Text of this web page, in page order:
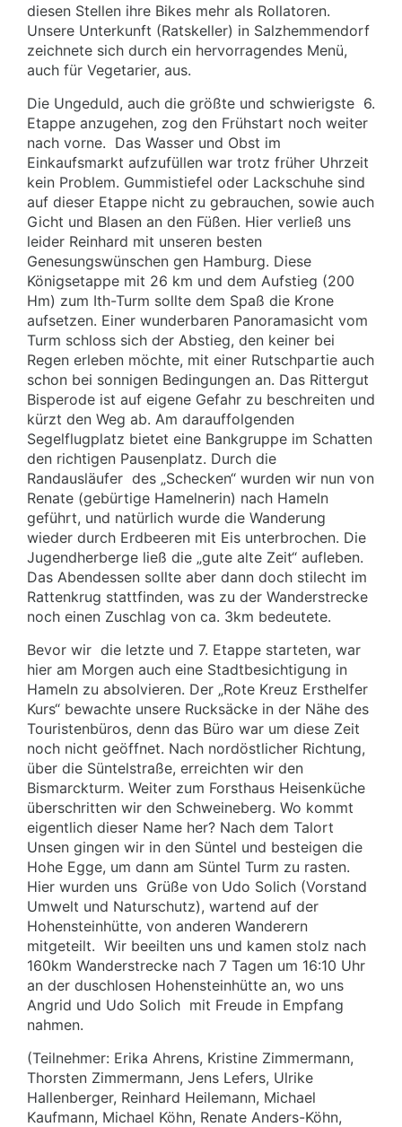
diesen Stellen ihre Bikes mehr als Rollatoren.
Unsere Unterkunft (Ratskeller) in Salzhemmendorf
zeichnete sich durch ein hervorragendes Menü,
auch für Vegetarier, aus.
Die Ungeduld, auch die größte und schwierigste 6.
Etappe anzugehen, zog den Frühstart noch weiter
nach vorne. Das Wasser und Obst im
Einkaufsmarkt aufzufüllen war trotz früher Uhrzeit
kein Problem. Gummistiefel oder Lackschuhe sind
auf dieser Etappe nicht zu gebrauchen, sowie auch
Gicht und Blasen an den Füßen. Hier verließ uns
leider Reinhard mit unseren besten
Genesungswünschen gen Hamburg. Diese
Königsetappe mit 26 km und dem Aufstieg (200
Hm) zum Ith-Turm sollte dem Spaß die Krone
aufsetzen. Einer wunderbaren Panoramasicht vom
Turm schloss sich der Abstieg, den keiner bei
Regen erleben möchte, mit einer Rutschpartie auch
schon bei sonnigen Bedingungen an. Das Rittergut
Bisperode ist auf eigene Gefahr zu beschreiten und
kürzt den Weg ab. Am darauffolgenden
Segelflugplatz bietet eine Bankgruppe im Schatten
den richtigen Pausenplatz. Durch die
Randausläufer des „Schecken“ wurden wir nun von
Renate (gebürtige Hamelnerin) nach Hameln
geführt, und natürlich wurde die Wanderung
wieder durch Erdbeeren mit Eis unterbrochen. Die
Jugendherberge ließ die „gute alte Zeit“ aufleben.
Das Abendessen sollte aber dann doch stilecht im
Rattenkrug stattfinden, was zu der Wanderstrecke
noch einen Zuschlag von ca. 3km bedeutete.
Bevor wir die letzte und 7. Etappe starteten, war
hier am Morgen auch eine Stadtbesichtigung in
Hameln zu absolvieren. Der „Rote Kreuz Ersthelfer
Kurs“ bewachte unsere Rucksäcke in der Nähe des
Touristenbüros, denn das Büro war um diese Zeit
noch nicht geöffnet. Nach nordöstlicher Richtung,
über die Süntelstraße, erreichten wir den
Bismarckturm. Weiter zum Forsthaus Heisenküche
überschritten wir den Schweineberg. Wo kommt
eigentlich dieser Name her? Nach dem Talort
Unsen gingen wir in den Süntel und besteigen die
Hohe Egge, um dann am Süntel Turm zu rasten.
Hier wurden uns Grüße von Udo Solich (Vorstand
Umwelt und Naturschutz), wartend auf der
Hohensteinhütte, von anderen Wanderern
mitgeteilt. Wir beeilten uns und kamen stolz nach
160km Wanderstrecke nach 7 Tagen um 16:10 Uhr
an der duschlosen Hohensteinhütte an, wo uns
Angrid und Udo Solich mit Freude in Empfang
nahmen.
(Teilnehmer: Erika Ahrens, Kristine Zimmermann,
Thorsten Zimmermann, Jens Lefers, Ulrike
Hallenberger, Reinhard Heilemann, Michael
Kaufmann, Michael Köhn, Renate Anders-Köhn,